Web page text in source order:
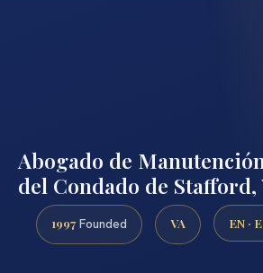
Abogado de
del Condado de Stafford,
1997 Founded VA EN ·